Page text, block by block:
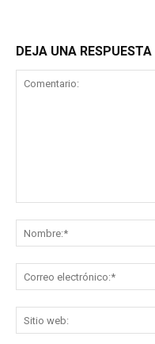
DEJA UNA RESPUESTA